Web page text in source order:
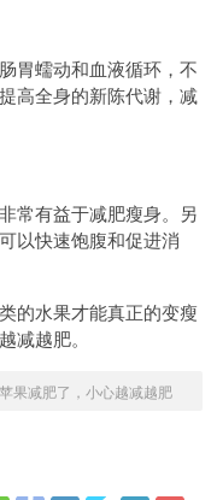
胃蠕动和血液循环，不
高全身的新陈代谢，减
常有益于减肥瘦身。另
以快速饱腹和促进消
的水果才能真正的变瘦
减越肥。
果减肥了，小心越减越肥